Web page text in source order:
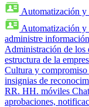
Automatización
Automatización
administre
Administración de los
estructura de la
Cultura y compromiso
insignias de
RR. HH. móviles
aprobaciones,